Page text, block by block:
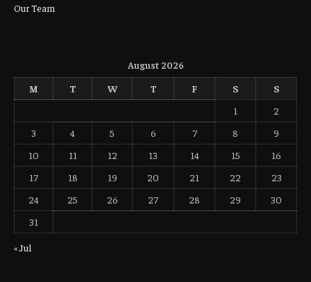
Our Team
August 2026
M
T W T F S
S
1
2
3
4 5 6 7 8
9
10
11 12 13 14 15
16
17
18 19 20 21 22
23
24
25 26 27 28 29
30
31
« Jul